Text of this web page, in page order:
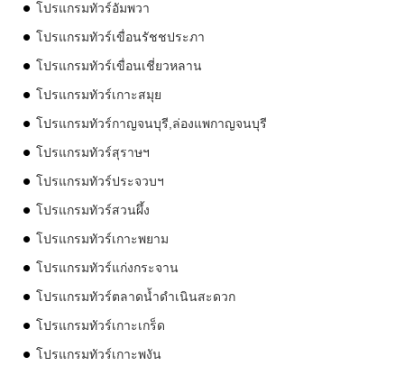
โปรแกรมทัวร์อัมพวา
โปรแกรมทัวร์เขื่อนรัชชประภา
โปรแกรมทัวร์เขื่อนเชี่ยวหลาน
โปรแกรมทัวร์เกาะสมุย
โปรแกรมทัวร์กาญจนบุรี,ล่องแพกาญจนบุรี
โปรแกรมทัวร์สุราษฯ
โปรแกรมทัวร์ประจวบฯ
โปรแกรมทัวร์สวนผึ้ง
โปรแกรมทัวร์เกาะพยาม
โปรแกรมทัวร์แก่งกระจาน
โปรแกรมทัวร์ตลาดน้ำดำเนินสะดวก
โปรแกรมทัวร์เกาะเกร็ด
โปรแกรมทัวร์เกาะพงัน